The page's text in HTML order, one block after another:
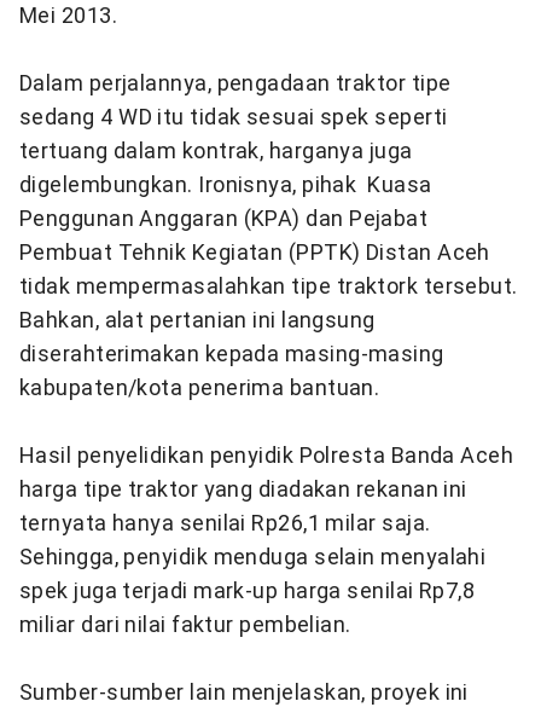
Mei 2013.
Dalam perjalannya, pengadaan traktor tipe
sedang 4 WD itu tidak sesuai spek seperti
tertuang dalam kontrak, harganya juga
digelembungkan. Ironisnya, pihak Kuasa
Penggunan Anggaran (KPA) dan Pejabat
Pembuat Tehnik Kegiatan (PPTK) Distan Aceh
tidak mempermasalahkan tipe traktork tersebut.
Bahkan, alat pertanian ini langsung
diserahterimakan kepada masing-masing
kabupaten/kota penerima bantuan.
Hasil penyelidikan penyidik Polresta Banda Aceh
harga tipe traktor yang diadakan rekanan ini
ternyata hanya senilai Rp26,1 milar saja.
Sehingga, penyidik menduga selain menyalahi
spek juga terjadi mark-up harga senilai Rp7,8
miliar dari nilai faktur pembelian.
Sumber-sumber lain menjelaskan, proyek ini